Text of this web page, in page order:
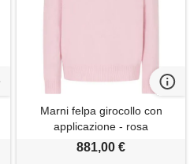
Marni felpa girocollo con
applicazione - rosa
881,00 €